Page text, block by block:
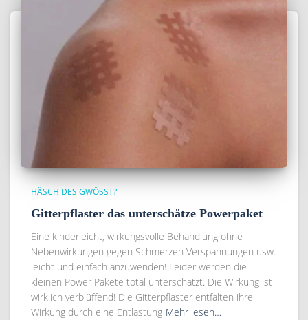
HÄSCH DES GWÖSST?
Gitterpflaster das unterschätze Powerpaket
Eine kinderleicht, wirkungsvolle Behandlung ohne
Nebenwirkungen gegen Schmerzen Verspannungen usw.
leicht und einfach anzuwenden! Leider werden die
kleinen Power Pakete total unterschätzt. Die Wirkung ist
wirklich verblüffend! Die Gitterpflaster entfalten ihre
Wirkung durch eine Entlastung Mehr lesen…